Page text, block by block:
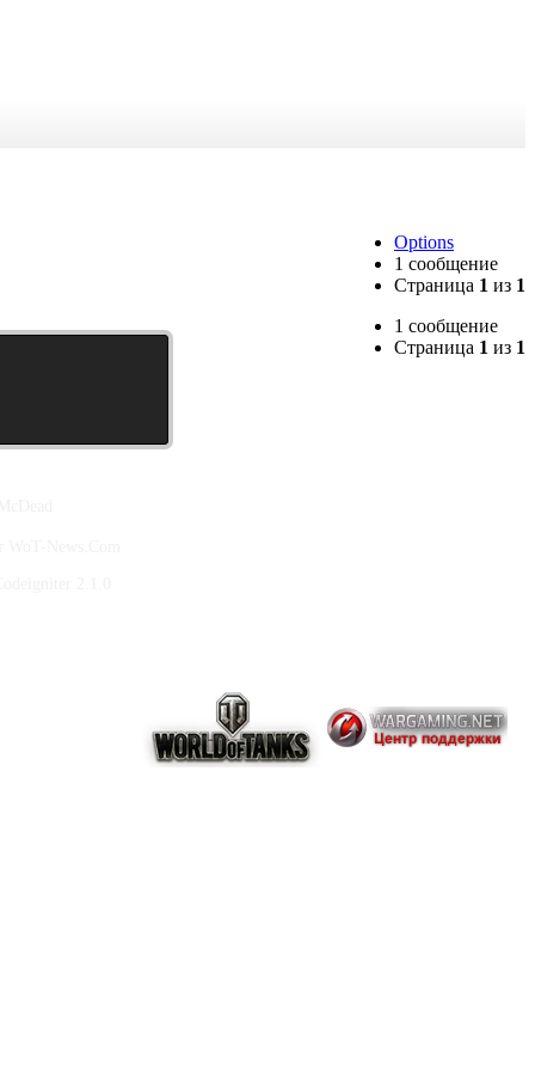
Options
1 сообщение
Страница 1 из 1
1 сообщение
Страница 1 из 1